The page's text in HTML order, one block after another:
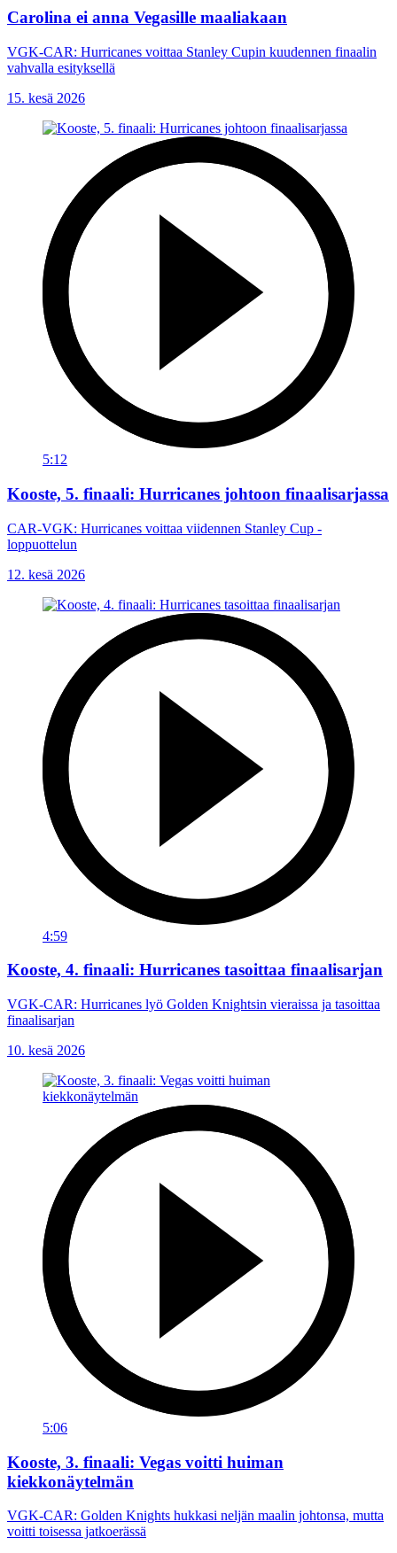
Carolina ei anna Vegasille maaliakaan
VGK-CAR: Hurricanes voittaa Stanley Cupin kuudennen finaalin
vahvalla esityksellä
15. kesä 2026
5:12
Kooste, 5. finaali: Hurricanes johtoon finaalisarjassa
CAR-VGK: Hurricanes voittaa viidennen Stanley Cup -
loppuottelun
12. kesä 2026
4:59
Kooste, 4. finaali: Hurricanes tasoittaa finaalisarjan
VGK-CAR: Hurricanes lyö Golden Knightsin vieraissa ja tasoittaa
finaalisarjan
10. kesä 2026
5:06
Kooste, 3. finaali: Vegas voitti huiman
kiekkonäytelmän
VGK-CAR: Golden Knights hukkasi neljän maalin johtonsa, mutta
voitti toisessa jatkoerässä